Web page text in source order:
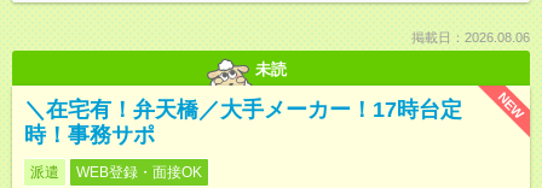
掲載日：2026.08.06
未読
NEW
＼在宅有！弁天橋／大手メーカー！17時台定
時！事務サポ
派遣 WEB登録・面接OK